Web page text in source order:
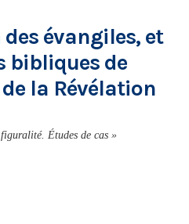
évangiles, et
bibliques de
la Révélation
Études de cas »